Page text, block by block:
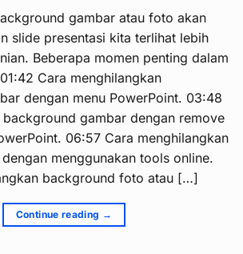
gambar atau foto akan
slide presentasi kita terlihat lebih
Beberapa momen penting dalam
Cara menghilangkan
dengan menu PowerPoint. 03:48
background gambar dengan remove
06:57 Cara menghilangkan
menggunakan tools online.
background foto atau […]
Continue reading →